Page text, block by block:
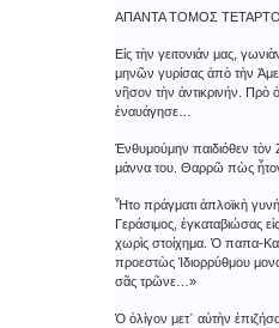
ΑΠΑΝΤΑ ΤΟΜΟΣ
Εἰς τὴν γειτονιάν μας,
μηνῶν γυρίσας ἀπὸ τὴν
νῆσον τὴν ἀντικρινήν. Πρὸ
ἐναυάγησε…
Ἐνθυμούμην παιδιόθεν τὸν
μάννα του. Θαρρῶ πὼς ἦτον
Ἦτο πράγματι ἁπλοϊκὴ
Γεράσιμος, ἐγκαταβιώσας
χωρὶς στοίχημα. Ὁ παπα-
προεστὼς Ἰδιορρύθμου
σᾶς τρῶνε…»
Ὁ ὀλίγον μετ᾿ αὐτὴν